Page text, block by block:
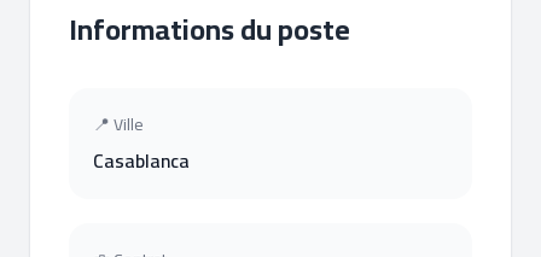
Informations du poste
📍 Ville
Casablanca